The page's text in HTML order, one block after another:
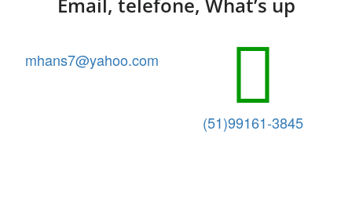
mhans7@yahoo.com
(51)99161-3845